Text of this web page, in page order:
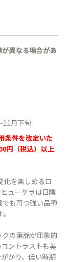
異なる場合があ
11月下旬
条件を改定いた
円（税込）以上
化を楽しめるロ
ューケラは日陰
も育つ強い品種
の葉脈が印象的
ントラストも美
かり、低い時期